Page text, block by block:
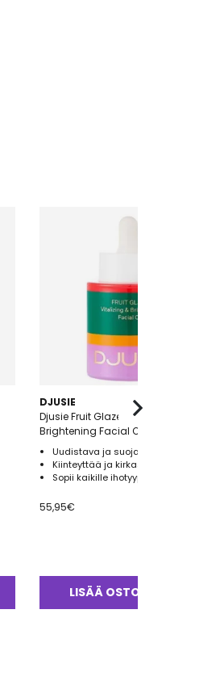
DJUSIE
Djusie Fruit Glaze Vitalizing &
Brightening Facial Oil 30ml
Uudistava ja suojaava kasvoöljy
Kiinteyttää ja kirkastaa ihoa
Sopii kaikille ihotyypeille
55,95€
LISÄÄ OSTOSKORIIN